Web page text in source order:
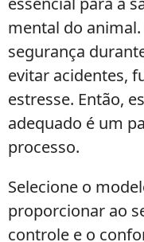
mental do
segurança
evitar acidentes,
estresse. Então,
adequado é um
processo.
Selecione o
proporcionar ao
controle e o